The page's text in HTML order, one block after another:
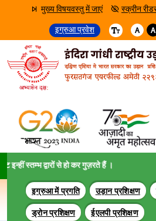
मुख्य विषयवस्तु में जाएं
स्क्रीन
इग्रुआ प्रवेश
A A
द्वारों से हो कर गुज़रते हैं ।
इग्रुआ में प्रगति उड़ान प्रशिक्षण
ड्रोन प्रशिक्षण ईएलपी प्रशिक्षण